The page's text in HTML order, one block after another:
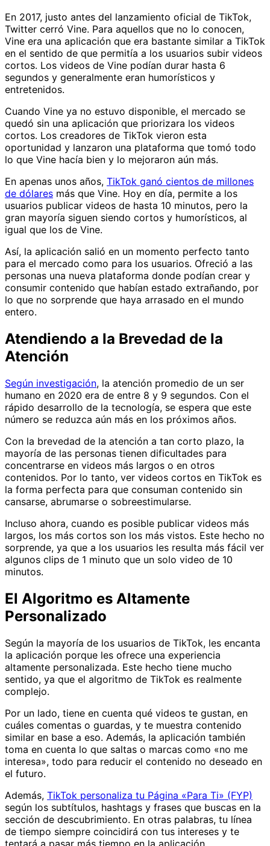
En 2017, justo antes del lanzamiento oficial de TikTok,
Twitter cerró Vine. Para aquellos que no lo conocen,
Vine era una aplicación que era bastante similar a TikTok
en el sentido de que permitía a los usuarios subir videos
cortos. Los videos de Vine podían durar hasta 6
segundos y generalmente eran humorísticos y
entretenidos.
Cuando Vine ya no estuvo disponible, el mercado se
quedó sin una aplicación que priorizara los videos
cortos. Los creadores de TikTok vieron esta
oportunidad y lanzaron una plataforma que tomó todo
lo que Vine hacía bien y lo mejoraron aún más.
En apenas unos años, TikTok ganó cientos de millones
de dólares más que Vine. Hoy en día, permite a los
usuarios publicar videos de hasta 10 minutos, pero la
gran mayoría siguen siendo cortos y humorísticos, al
igual que los de Vine.
Así, la aplicación salió en un momento perfecto tanto
para el mercado como para los usuarios. Ofreció a las
personas una nueva plataforma donde podían crear y
consumir contenido que habían estado extrañando, por
lo que no sorprende que haya arrasado en el mundo
entero.
Atendiendo a la Brevedad de la
Atención
Según investigación, la atención promedio de un ser
humano en 2020 era de entre 8 y 9 segundos. Con el
rápido desarrollo de la tecnología, se espera que este
número se reduzca aún más en los próximos años.
Con la brevedad de la atención a tan corto plazo, la
mayoría de las personas tienen dificultades para
concentrarse en videos más largos o en otros
contenidos. Por lo tanto, ver videos cortos en TikTok es
la forma perfecta para que consuman contenido sin
cansarse, abrumarse o sobreestimularse.
Incluso ahora, cuando es posible publicar videos más
largos, los más cortos son los más vistos. Este hecho no
sorprende, ya que a los usuarios les resulta más fácil ver
algunos clips de 1 minuto que un solo video de 10
minutos.
El Algoritmo es Altamente
Personalizado
Según la mayoría de los usuarios de TikTok, les encanta
la aplicación porque les ofrece una experiencia
altamente personalizada. Este hecho tiene mucho
sentido, ya que el algoritmo de TikTok es realmente
complejo.
Por un lado, tiene en cuenta qué videos te gustan, en
cuáles comentas o guardas, y te muestra contenido
similar en base a eso. Además, la aplicación también
toma en cuenta lo que saltas o marcas como «no me
interesa», todo para reducir el contenido no deseado en
el futuro.
Además, TikTok personaliza tu Página «Para Ti» (FYP)
según los subtítulos, hashtags y frases que buscas en la
sección de descubrimiento. En otras palabras, tu línea
de tiempo siempre coincidirá con tus intereses y te
tentará a pasar más tiempo en la aplicación.